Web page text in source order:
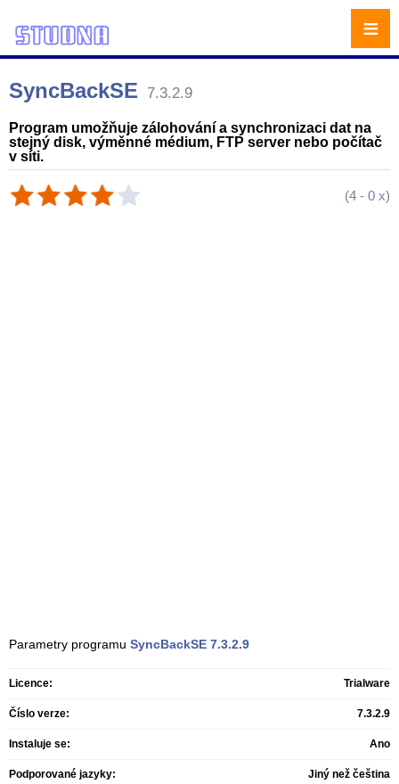
SyncBackSE 7.3.2.9
Program umožňuje zálohování a synchronizaci dat na
stejný disk, výměnné médium, FTP server nebo počítač
v síti.
(4 - 0 x)
Parametry programu SyncBackSE 7.3.2.9
Licence: Trialware
Číslo verze: 7.3.2.9
Instaluje se: Ano
Podporované jazyky: Jiný než čeština
≡